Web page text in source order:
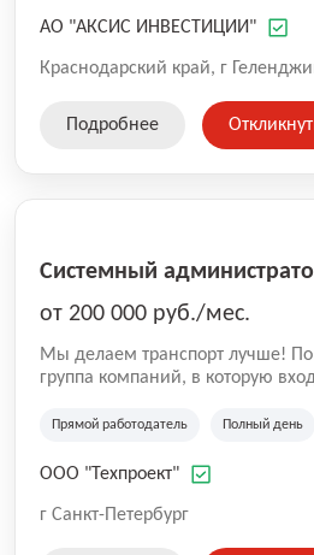
АО "АКСИС ИНВЕСТИЦИИ"
Краснодарский край, г
Подробнее
Системный
от 200 000 руб./мес.
Мы делаем транспорт лучше!
группа компаний, в которую
стоим у истоков цифровизации
создаем высокотехнологичное
обеспечиваем цифровыми
Прямой работодатель Полный день
ООО "Техпроект"
г Санкт-Петербург